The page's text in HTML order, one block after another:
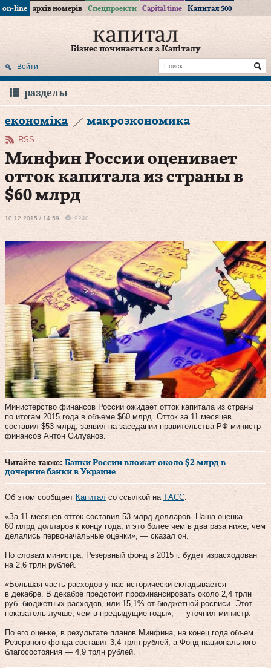
on-line архів номерів Спецпроекти Capital time Капитал 500
Бізнес починається з Капіталу
Войти
разделы
економіка макроэкономика
RSS
Минфин России оценивает
отток капитала из страны в
$60 млрд
10.12.2015 / 14:59 9240
Министерство финансов России ожидает отток капитала из страны
по итогам 2015 года в объеме $60 млрд. Отток за 11 месяцев
составил $53 млрд, заявил на заседании правительства РФ министр
финансов Антон Силуанов.
Читайте также: Банки России вложат около $2 млрд в
дочерние банки в Украине
Об этом сообщает Капитал со ссылкой на ТАСС
«За 11 месяцев отток составил 53 млрд долларов. Наша оценка —
60 млрд долларов к концу года, и это более чем в два раза ниже, чем
делались первоначальные оценки», — сказал он.
По словам министра, Резервный фонд в 2015 г. будет израсходован
на 2,6 трлн рублей.
«Большая часть расходов у нас исторически складывается
в декабре. В декабре предстоит профинансировать около 2,4 трлн
руб. бюджетных расходов, или 15,1% от бюджетной росписи. Этот
показатель лучше, чем в предыдущие годы», — уточнил министр.
По его оценке, в результате планов Минфина, на конец года объем
Резервного фонда составит 3,4 трлн рублей, а Фонд национального
благосостояния — 4,9 трлн рублей.